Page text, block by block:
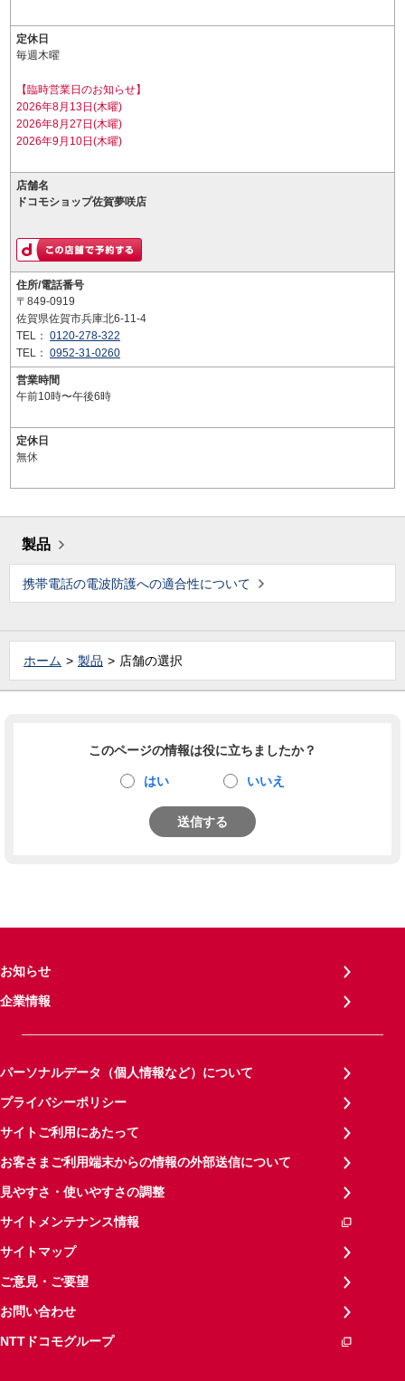
定休日
毎週木曜
【臨時営業日のお知らせ】
2026年8月13日(木曜)
2026年8月27日(木曜)
2026年9月10日(木曜)
店舗名
ドコモショップ佐賀夢咲店
住所/電話番号
〒849-0919
佐賀県佐賀市兵庫北6-11-4
TEL： 0120-278-322
TEL： 0952-31-0260
営業時間
午前10時〜午後6時
定休日
無休
製品
携帯電話の電波防護への適合性について
ホーム 製品 店舗の選択
このページの情報は役に立ちましたか？
はい いいえ
送信する
お知らせ
企業情報
パーソナルデータ（個人情報など）について
プライバシーポリシー
サイトご利用にあたって
お客さまご利用端末からの情報の外部送信について
見やすさ・使いやすさの調整
サイトメンテナンス情報
サイトマップ
ご意見・ご要望
お問い合わせ
NTTドコモグループ